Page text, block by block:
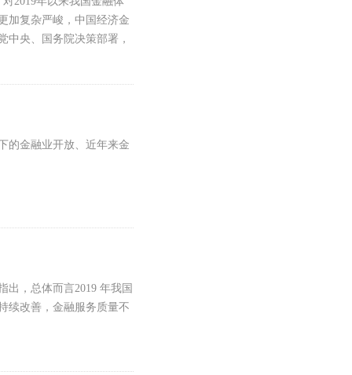
加复杂严峻，中国经济金
中央、国务院决策部署，
险、深化金融改革三项
的金融业开放、近年来金
出，总体而言2019 年我国
续改善，金融服务质量不